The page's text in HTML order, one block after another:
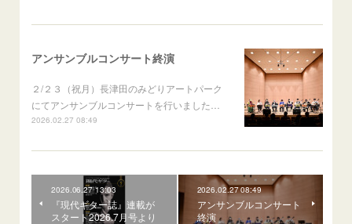
アンサンブルコンサート終演
２/２３（祝月）長津田のみどりアートパーク
にてアンサンブルコンサートを行いました…
2026.02.27 08:49
2026.06.27 13:03
『現代ギター誌』連載が
スタート2026.7月号より
2026.02.27 08:49
アンサンブルコンサート
終演